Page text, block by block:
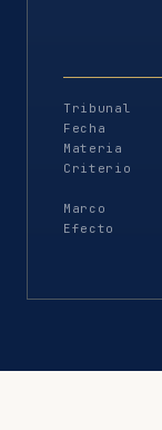
Tribunal
Fecha
Materia
Criterio
Marco
Efecto